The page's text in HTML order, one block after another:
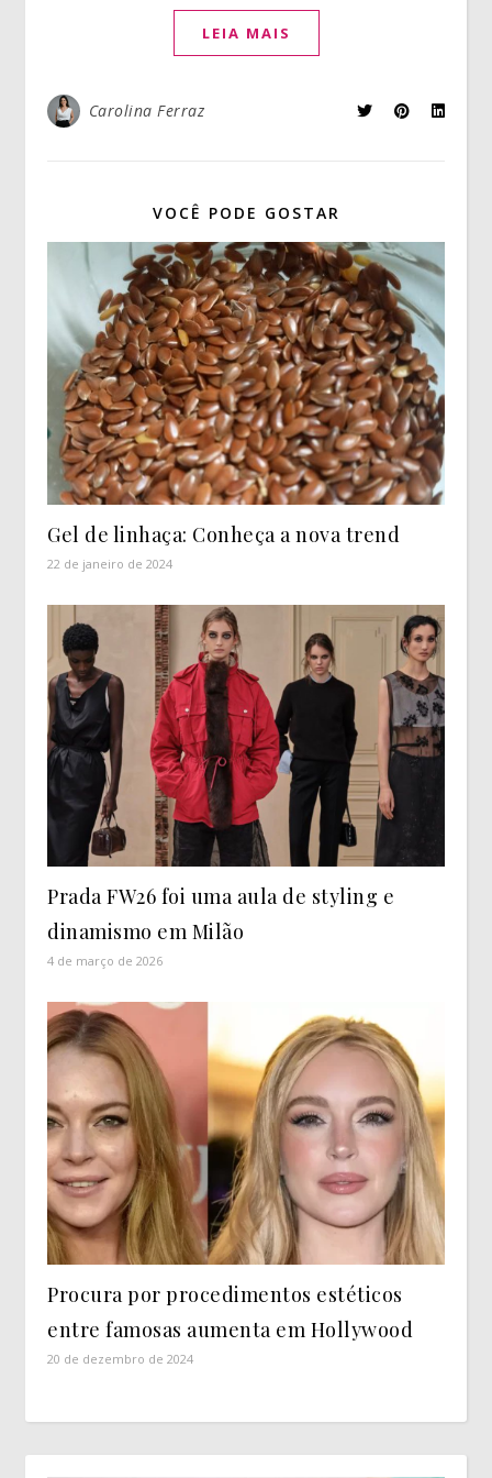
LEIA MAIS
Carolina Ferraz
VOCÊ PODE GOSTAR
Gel de linhaça: Conheça a nova trend
22 de janeiro de 2024
Prada FW26 foi uma aula de styling e
dinamismo em Milão
4 de março de 2026
Procura por procedimentos estéticos
entre famosas aumenta em Hollywood
20 de dezembro de 2024